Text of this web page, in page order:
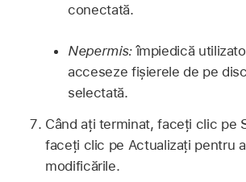
conectată.
Nepermis:împiedică
acceseze fișierele de pe
selectată.
Când ați terminat, faceți clic pe
faceți clic pe Actualizați pentru
modificările.